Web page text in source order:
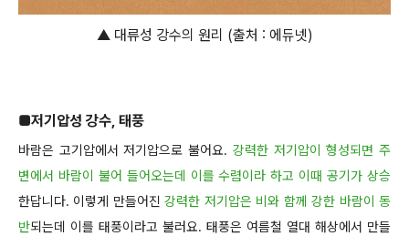
▲ 대류성 강수의 원리 (출처 : 에듀넷)
■저기압성 강수, 태풍
바람은 고기압에서 저기압으로 불어요. 강력한 저기압이 형성되면 주
변에서 바람이 불어 들어오는데 이를 수렴이라 하고 이때 공기가 상승
한답니다. 이렇게 만들어진강력한 저기압은 비와 함께 강한 바람이 동
반되는데 이를 태풍이라고 불러요. 태풍은 여름철 열대 해상에서 만들